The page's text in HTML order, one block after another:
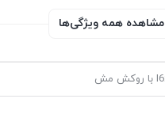
مشاهده همه ویژگی‌ها